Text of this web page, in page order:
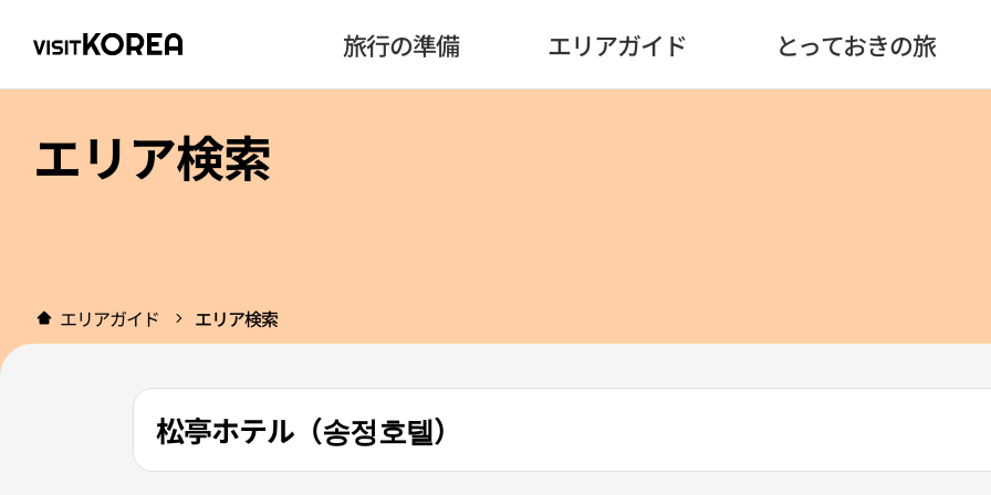
旅行の準備 エリアガイド とっておきの旅
エリア検索
エリアガイド エリア検索
松亭ホテル（송정호텔）